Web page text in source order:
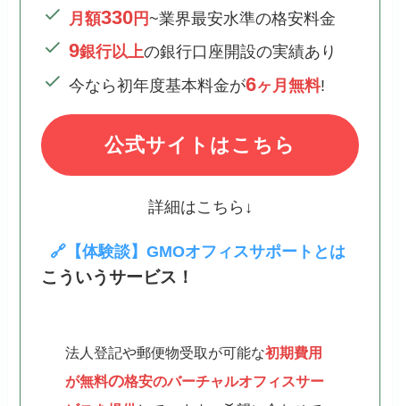
月額330 円~業界最安水準の格安料金
9銀行以上の銀行口座開設の実績あり
今なら初年度基本料金が6ヶ月無料!
公式サイトはこちら
詳細はこちら↓
🔗【体験談】GMOオフィスサポートとは
こういうサービス！
法人登記や郵便物受取が可能な初期費用
が無料の格安のバーチャルオフィスサー